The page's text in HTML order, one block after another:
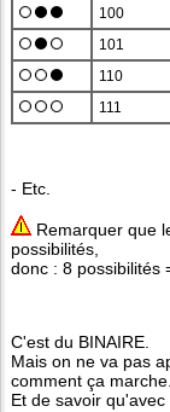
100
101
110
111
- Etc.
Remarquer que
possibilités,
donc : 8 possibilités
C'est du BINAIRE.
Mais on ne va pas
comment ça marche.
Et de savoir